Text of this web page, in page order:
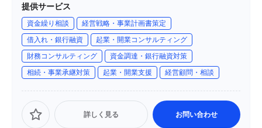
目指しています。
提供サービス
資金繰り相談
経営戦略・事業計画書策定
借入れ・銀行融資
起業・開業コンサルティング
財務コンサルティング
資金調達・銀行融資対策
相続・事業承継対策
起業・開業支援 経営顧問・相談
詳しく見る お問い合わせ